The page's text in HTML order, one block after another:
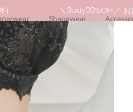
＼3buy20%OFF／ お盆限
Shapewear
SALE